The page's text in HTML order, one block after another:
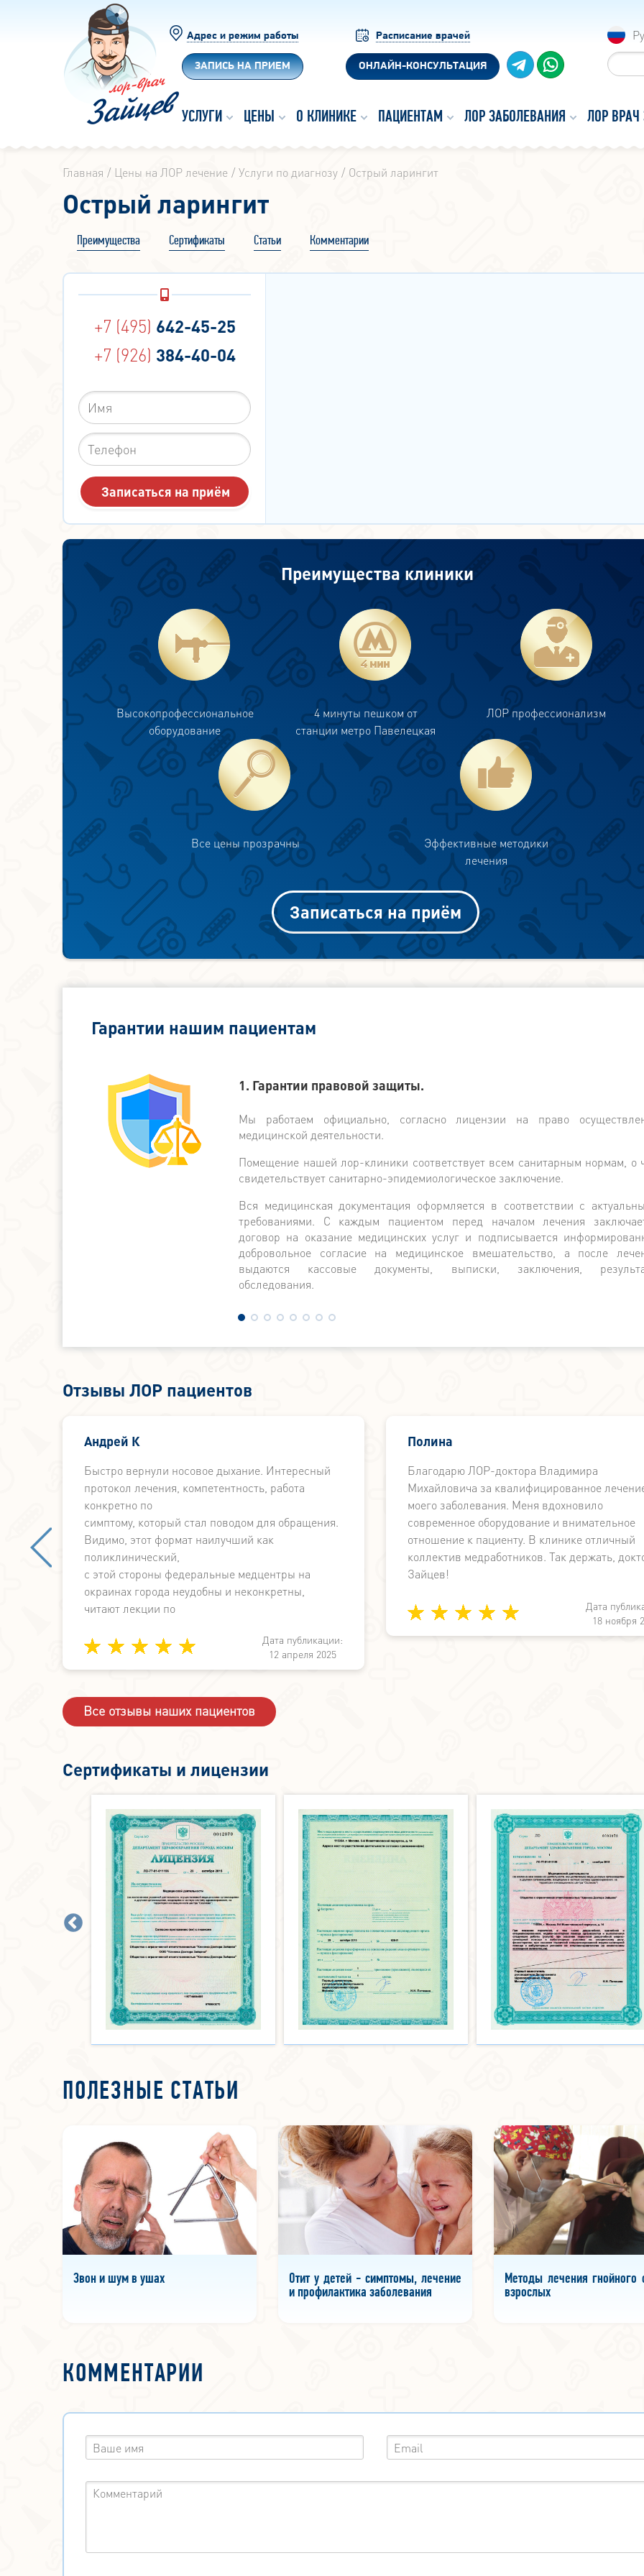
Адрес и режим работы
ЗАПИСЬ НА ПРИЕМ
Расписание врачей
ОНЛАЙН-КОНСУЛЬТАЦИЯ
УСЛУГИ ЦЕНЫ О КЛИНИКЕ ПАЦИЕНТАМ ЛОР ЗАБОЛЕВАНИЯ ЛОР ВРАЧ
Главная Цены на ЛОР лечение Услуги по диагнозу Острый ларингит
Острый ларингит
Преимущества Сертификаты Статьи Комментарии
+7 (495) 642-45-25
+7 (926) 384-40-04
Преимущества клиники
Высокопрофессиональное
оборудование
4 минуты пешком от
станции метро Павелецкая
ЛОР профессионализм
Все цены прозрачны
Эффективные методики
лечения
Записаться на приём
Гарантии нашим пациентам
1. Гарантии правовой защиты.
Мы работаем официально, согласно лицензии на право
медицинской деятельности.
Помещение нашей лор-клиники соответствует всем санитарным нормам, о
свидетельствует санитарно-эпидемиологическое заключение.
Вся медицинская документация оформляется в соответствии с
требованиями. С каждым пациентом перед началом лечения
договор на оказание медицинских услуг и подписывается
добровольное согласие на медицинское вмешательство, а после
выдаются кассовые документы, выписки, заключения,
обследования.
Отзывы ЛОР пациентов
Андрей К
Быстро вернули носовое дыхание. Интересный
протокол лечения, компетентность, работа
конкретно по
симптому, который стал поводом для обращения.
Видимо, этот формат наилучший как
поликлинический,
с этой стороны федеральные медцентры на
окраинах города неудобны и неконкретны,
читают лекции по
здесь не просто знают, а могут и делают.Дата публикации:
12 апреля 2025
Полина
Благодарю ЛОР-доктора Владимира
Михайловича за квалифицированное
моего заболевания. Меня вдохновило
современное оборудование и внимательное
отношение к пациенту. В клинике отличный
коллектив медработников. Так держать,
Зайцев!
Дата
18 ноября
Все отзывы наших пациентов
Сертификаты и лицензии
ПОЛЕЗНЫЕ СТАТЬИ
Звон и шум в ушах
Отит у детей - симптомы, лечение
и профилактика заболевания
Методы лечения гнойного
взрослых
КОММЕНТАРИИ